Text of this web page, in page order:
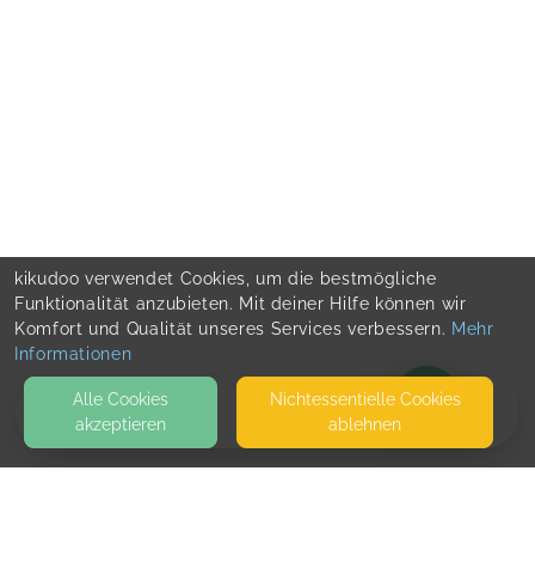
kikudoo verwendet Cookies, um die bestmögliche
Funktionalität anzubieten. Mit deiner Hilfe können wir
Komfort und Qualität unseres Services verbessern. Mehr
Informationen
Alle Cookies
akzeptieren
Nicht­essentielle Cookies
ablehnen